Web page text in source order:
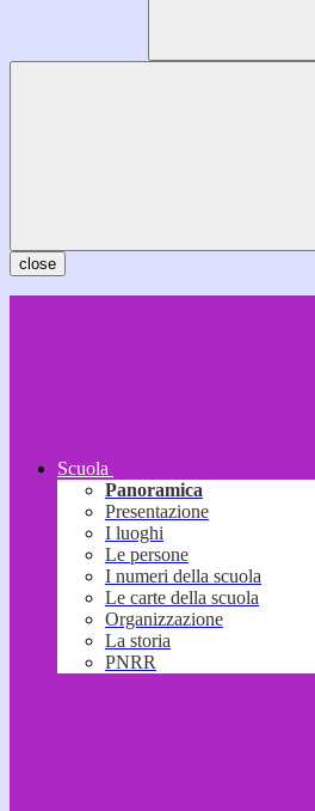
close
Scuola
Panoramica
Presentazione
I luoghi
Le persone
I numeri della scuola
Le carte della scuola
Organizzazione
La storia
PNRR